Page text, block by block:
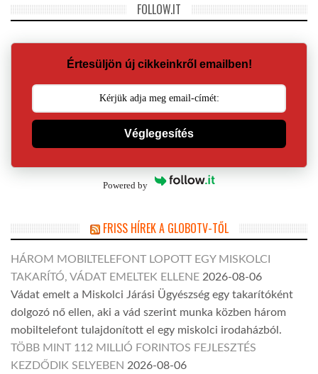
FOLLOW.IT
Értesüljön új cikkeinkről emailben!
Véglegesítés
Powered by
FRISS HÍREK A GLOBOTV-TŐL
HÁROM MOBILTELEFONT LOPOTT EGY MISKOLCI
TAKARÍTÓ, VÁDAT EMELTEK ELLENE 2026-08-06
Vádat emelt a Miskolci Járási Ügyészség egy takarítóként
dolgozó nő ellen, aki a vád szerint munka közben három
mobiltelefont tulajdonított el egy miskolci irodaházból.
TÖBB MINT 112 MILLIÓ FORINTOS FEJLESZTÉS
KEZDŐDIK SELYEBEN 2026-08-06